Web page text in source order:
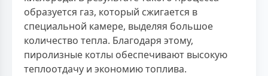
образуется газ, который сжигается в
специальной камере, выделяя большое
количество тепла. Благодаря этому,
пиролизные котлы обеспечивают высокую
теплоотдачу и экономию топлива.